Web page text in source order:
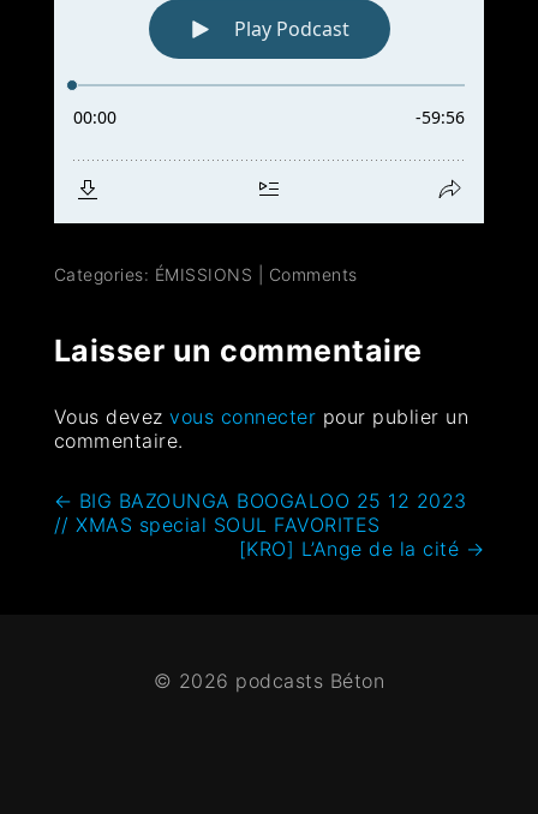
Categories: ÉMISSIONS Comments
Laisser un commentaire
Vous devezvous connecter pour publier un
commentaire.
← BIG BAZOUNGA BOOGALOO 25 12 2023
// XMAS special SOUL FAVORITES
[KRO] L’Ange de la cité →
© 2026 podcasts Béton